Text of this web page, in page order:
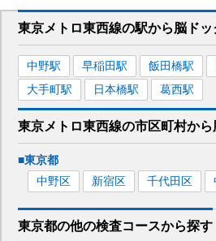
東京メトロ東西線の駅から脳ドッ
中野駅 早稲田駅 飯田橋駅
大手町駅 日本橋駅 葛西駅
東京メトロ東西線の市区町村から
■東京都
中野区
新宿区 千代田区
東京都の他の検査コースから探す